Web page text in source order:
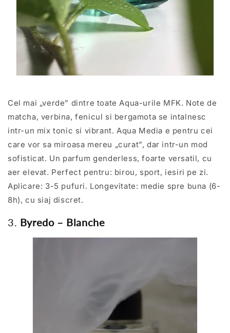
Cel mai „verde” dintre toate Aqua-urile MFK. Note de
matcha, verbina, fenicul si bergamota se intalnesc
intr-un mix tonic si vibrant. Aqua Media e pentru cei
care vor sa miroasa mereu „curat”, dar intr-un mod
sofisticat. Un parfum genderless, foarte versatil, cu
aer elevat. Perfect pentru: birou, sport, iesiri pe zi.
Aplicare: 3-5 pufuri. Longevitate: medie spre buna (6-
8h), cu siaj discret.
3. Byredo – Blanche